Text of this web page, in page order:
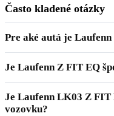
Často kladené otázky
Pre aké autá je
Je Laufenn Z FIT EQ
Je Laufenn LK03 Z FIT
vozovku?